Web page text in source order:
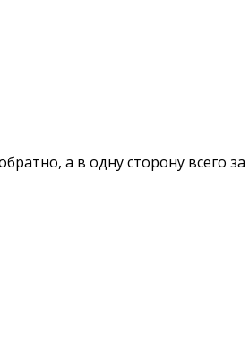
а в одну сторону всего